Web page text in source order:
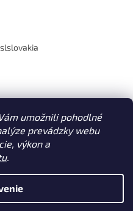
umožnili pohodlné
prevádzky webu
výkon a
.